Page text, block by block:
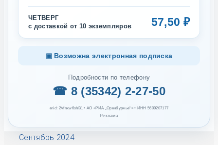
ЧЕТВЕРГ
с доставкой от 10 экземпляров
57,50 ₽
▣ Возможна электронная подписка
Подробности по телефону
☎ 8 (35342) 2-27-50
erid: 2Vfnxw6shB1 • АО «РИА „Оренбуржье“» • ИНН 5609207177
Реклама
Сентябрь 2024